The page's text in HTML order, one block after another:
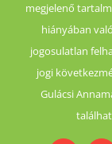
megjelenő
hiányában
jogosulatlan
jogi
Gulácsi